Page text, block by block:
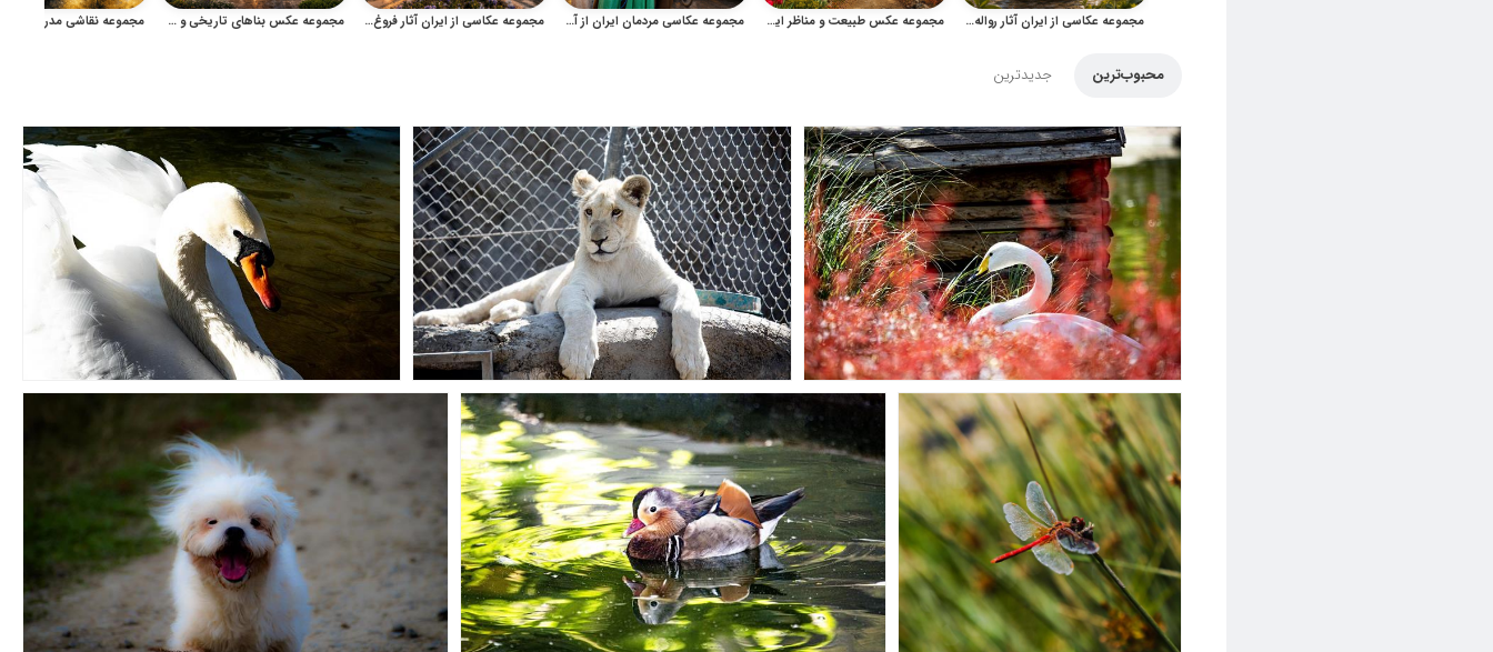
مجموعه عکاسی از ایران آثار رواله مولوی با مناظر، معماری و طبیعت مجموعه عکس طبیعت و مناظر ایران آثار سید علی طباطبایی نظری مجموعه عکاسی مردمان ایران از آثار سید علی طباطبایی نظری مجموعه عکاسی از ایران آثار فروغ اشرف‌السادات با کیفیت بالا مجموعه عکس بناهای تاریخی و معماری ایران آثار سید علی طباطبایی نظری
محبوب‌ترین جدیدترین